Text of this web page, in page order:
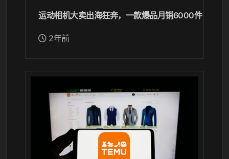
运动相机大卖出海狂奔，一款爆品月销6000件
2年前